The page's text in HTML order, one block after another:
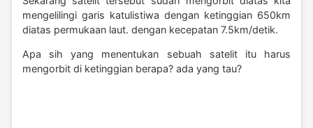
mengelilingi garis katulistiwa dengan ketinggian 650km
diatas permukaan laut. dengan kecepatan 7.5km/detik.
Apa sih yang menentukan sebuah satelit itu harus
mengorbit di ketinggian berapa? ada yang tau?